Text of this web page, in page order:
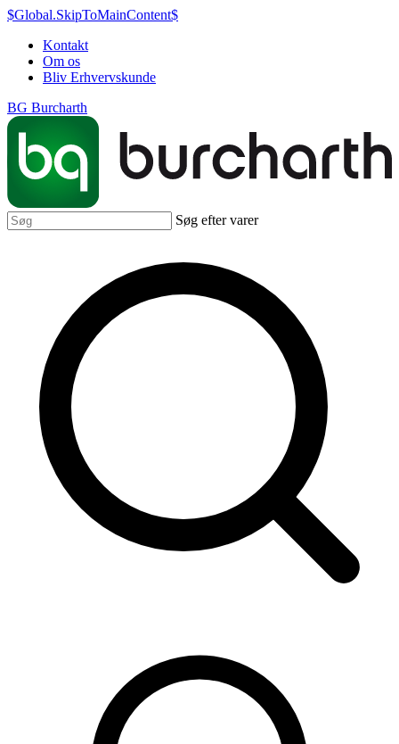
$Global.SkipToMainContent$
Kontakt
Om os
Bliv Erhvervskunde
BG Burcharth
Søg efter varer